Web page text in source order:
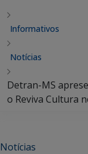
Informativos
Notícias
Detran-MS
o Reviva Cultura
Notícias